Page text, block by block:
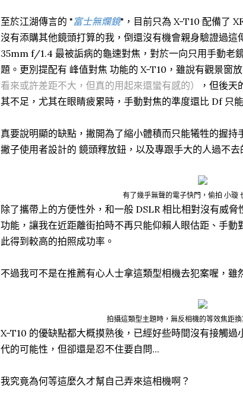
至於江湖傳言的 "富士無爛鏡"，目前只為 X-T10 配備了
沒有添購其他鏡頭打算的我，倒還沒有機會親身驗證過這
35mm f/1.4 最被詬病的龜速對焦，對於一向只用手動老
題。更別提配有 峰值對焦 功能的 X-T10，雖說有觀景窗
看來或許差距不大，但真的用起來還蠻有感的）
，但後
其不足，尤其在眼睛疲累時，手動對焦的準度還比 Df 只
真要說明顯的缺點，撇開為了縮小體積而只能犧牲的握
撇子使用者設計的 鏡頭釋放鈕，以及專跟手大的人過不去
有了幾乎無聲的電子快門，偷拍 小璇
除了攜帶上的方便性外，和一般 DSLR 相比相對沒有威
功能，讓我在近距離街拍時不再只能仰賴人眼估距、手動
此得到較高的拍照成功率。
不過我可不是在推薦有心人士拿這類型相機去犯案喔，雖
拍攝這類型主題時，無反相機的等效焦距
X-T10 的優缺點都大概摸熟後，已經好些時間沒有接觸
代的可能性，但卻還是忍不住要自問...
我究竟為何等這麼久才幫自己弄來這相機啊？